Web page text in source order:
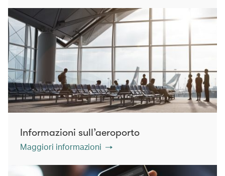
Informazioni sull’aeroporto
Maggiori informazioni